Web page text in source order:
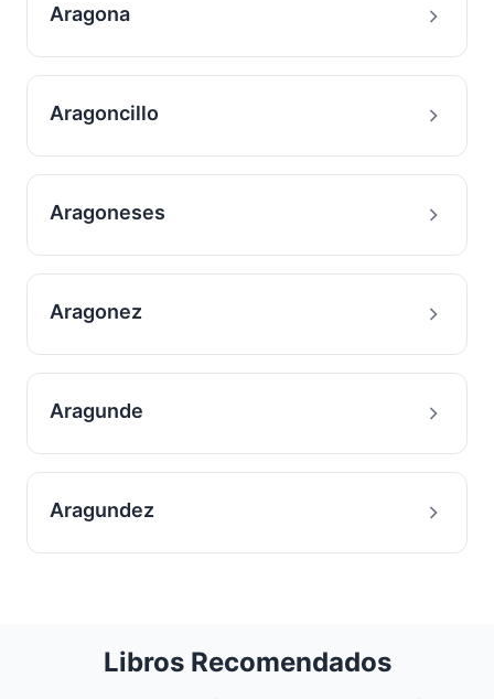
Aragona
Aragoncillo
Aragoneses
Aragonez
Aragunde
Aragundez
Libros Recomendados